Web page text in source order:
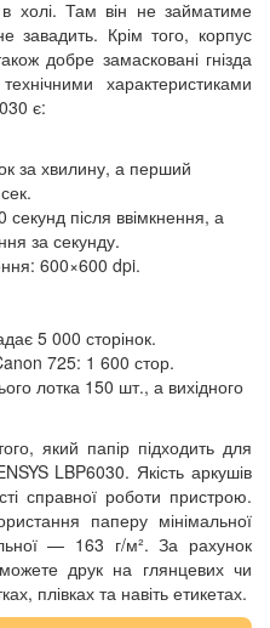
холі. Там він не займатиме
завадить. Крім того, корпус
добре замасковані гнізда
характеристиками
є:
за хвилину, а перший
секунд після ввімкнення, а
за секунду.
600×600 dpi.
5 000 сторінок.
725: 1 600 стор.
лотка 150 шт., а вихідного
який папір підходить для
LBP6030. Якість аркушів
справної роботи пристрою.
паперу мінімальної
— 163 г/м². За рахунок
друк на глянцевих чи
плівках та навіть етикетах.